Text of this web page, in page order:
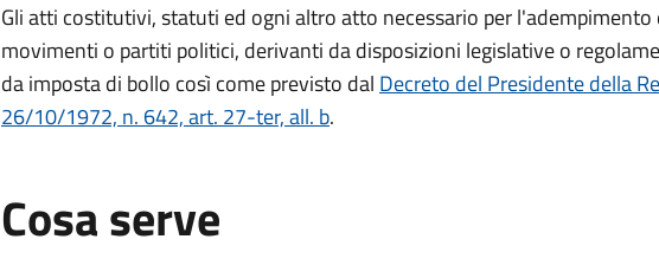
Gli atti costitutivi, statuti ed ogni altro atto necessario per l'adempimento
movimenti o partiti politici, derivanti da disposizioni legislative o
da imposta di bollo così come previsto dal Decreto del Presidente della
26/10/1972, n. 642, art. 27-ter, all. b.
Cosa serve